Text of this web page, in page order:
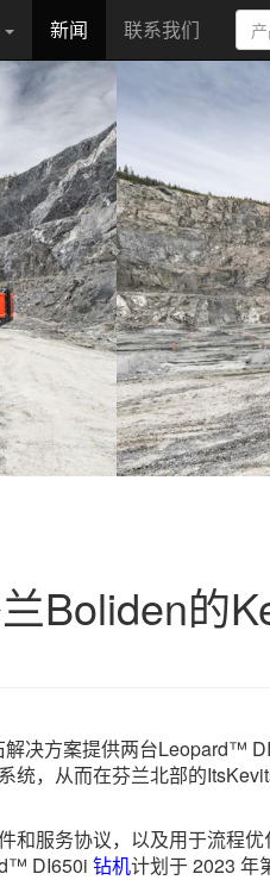
新闻 联系我们
Boliden的
解决方案提供两台Leopard™
统，从而在芬兰北部的
和服务协议，以及用于流程优
DI650i 钻机计划于 2023 年